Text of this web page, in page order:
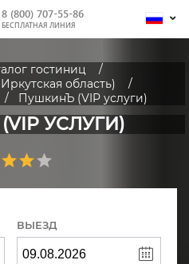
8 (800) 707-55-86
БЕСПЛАТНАЯ ЛИНИЯ
гостиниц
область)
ПушкинЪ (VIP услуги)
УСЛУГИ)
ВЫЕЗД